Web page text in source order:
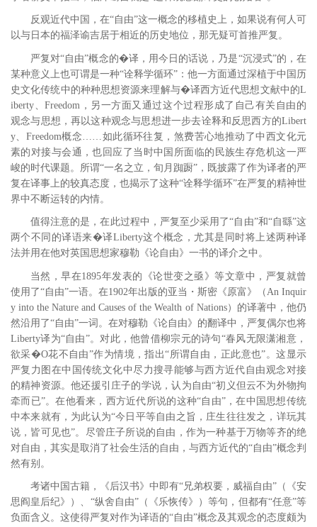
反观近代中国，在“自由”这一概念的移植史上，如果说有何人可
以与日本的福泽谕吉居于相近的历史地位，那无疑可首推严复。
严复对“自由”概念的�译，用今日的话说，乃是“沉浸式”的，在
某种意义上也可谓是一种“诠释学循环”：他一方面通过深植于中国历
史文化传统中的种种思想资源来理解与�译西方近代思想文献中的L
iberty、Freedom，另一方面又通过这个过程形成了自己有关自由的
观念与思想，再以这种观念与思想进一步去诠释和反思西方的Libert
y、Freedom概念……如此循环往复，煞费苦心地推动了中西文化元
素的对接与会通，也回应了当时中国所面临的民族生存危机这一严
峻的时代课题。所谓“一名之立，旬月踟蹰”， 既披露了作为译者的严
复在译事上的较真态度，也揭示了这种“诠释学循环”在严复的精神世
界中不断运转的内情。
值得注意的是，在此过程中，严复至少采用了“自由”和“自繇”这
两个不同的译语来�译Liberty这个概念，尤其是同时将上述两种译
法并用在他对英国思想家穆勒《论自由》一书的译介之中。
当然，早在1895年发表的《论世变之亟》等文章中，严复就曾
使用了“自由”一语。 在1902年出版的亚当・斯密《原富》（An Inquir
y into the Nature and Causes of the Wealth of Nations）的译著中，他仍
然沿用了“自由”一词。在对穆勒《论自由》的翻译中，严复偶尔也将
Liberty译为“自由”。对此，他曾借柳宗元的诗句“春风无限潇湘意，
欲采�O花不自由”作为情境，指出“所谓自由，正此意也”。这显示
严复力图在中国传统文化中尽力搜寻能够与西方近代自由观念对接
的精神资源。他还援引庄子的学说，认为自由“初义但云不为外物拘
牵而已”。在他看来，西方近代所说的这种“自由”，在中国思想传统
中本来就有，为此认为“今日平等自由之旨，庄生往往发之，详玩其
说，皆可见也”。 尽管庄子所说的自由，作为一种基于万物等齐的绝
对自由，其实是取消了社会生活的自由，与西方近代的“自由”概念判
然有别。
考诸中国古籍，《后汉书》中即有“兄弟权要，威福自由”（《安
思阎皇后纪》）、“纵舍自由”（《乐恢传》）等句，但都有“任意”等
负面含义。 这使得严复对作为译语的“自由”概念及其观念的态度颇为